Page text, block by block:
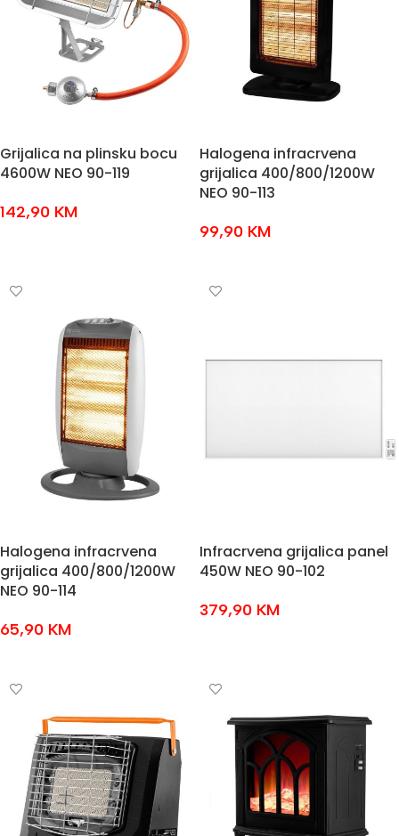
Grijalica na plinsku bocu
4600W NEO 90-119
142,90 KM
Halogena infracrvena
grijalica 400/800/1200W
NEO 90-113
99,90 KM
Halogena infracrvena
grijalica 400/800/1200W
NEO 90-114
65,90 KM
Infracrvena grijalica panel
450W NEO 90-102
379,90 KM